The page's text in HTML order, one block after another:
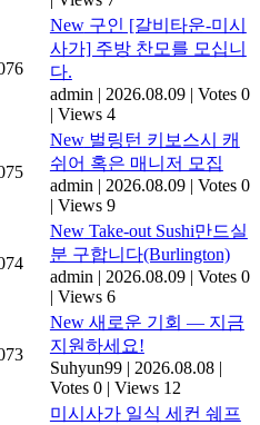
New구인 [갈비타운-미시
사가] 주방 찬모를 모십니
다.
admin | 2026.08.09 | Votes 0
| Views 4
New벌링턴 키보스시 캐
쉬어 혹은 매니저 모집
admin | 2026.08.09 | Votes 0
| Views 9
NewTake-out Sushi만드실
분 구합니다(Burlington)
admin | 2026.08.09 | Votes 0
| Views 6
New새로운 기회 — 지금
지원하세요!
Suhyun99 | 2026.08.08 |
Votes 0 | Views 12
미시사가 일식 세컨 쉐프